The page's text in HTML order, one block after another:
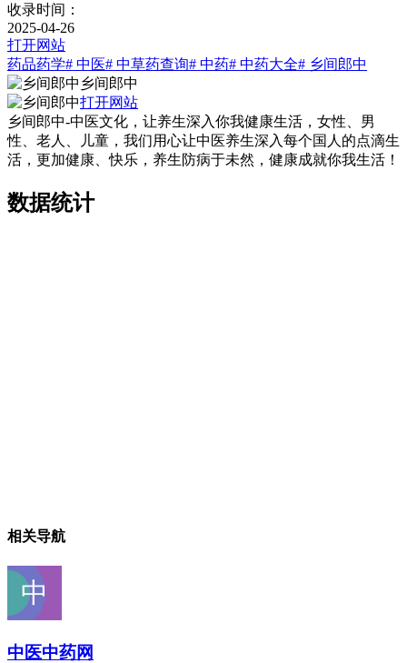
收录时间：
2025-04-26
打开网站
药品药学# 中医# 中草药查询# 中药# 中药大全# 乡间郎中
乡间郎中
打开网站
乡间郎中-中医文化，让养生深入你我健康生活，女性、男
性、老人、儿童，我们用心让中医养生深入每个国人的点滴生
活，更加健康、快乐，养生防病于未然，健康成就你我生活！
数据统计
相关导航
中医中药网